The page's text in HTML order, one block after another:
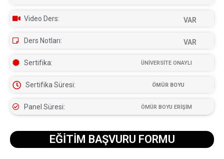
Video Ders: VAR
Ders Notları: VAR
Sertifika: ÜNİVERSİTE ONAYLI
Sertifika Süresi: ÖMÜR BOYU
Panel Süresi: ÖMÜR BOYU ERİŞİM
EĞİTİM BAŞVURU FORMU​